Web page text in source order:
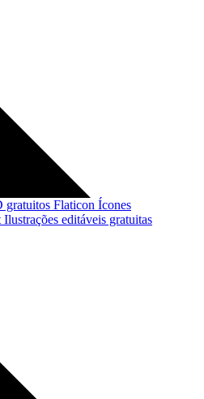
gratuitos Flaticon Ícones
Ilustrações editáveis gratuitas